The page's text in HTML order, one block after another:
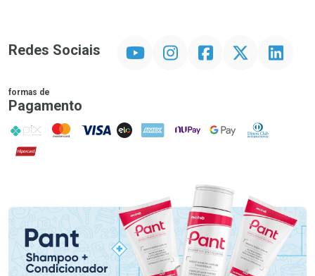
Redes Sociais InstagramFacebookTwitter Linkedin
formas de
Pagamento
PIX MasterCard
VISA ELO AMEX NuPay Google PayDiners Club
Hipercard
Promoção em Destaque